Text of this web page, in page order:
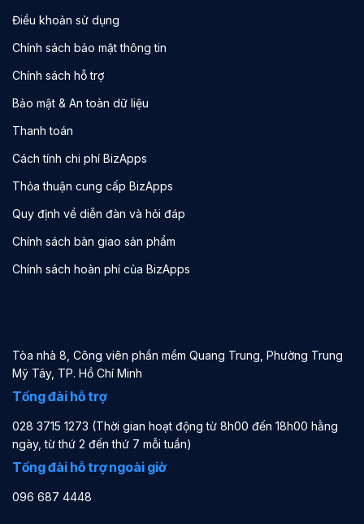
Điều khoản sử dụng
Chính sách bảo mật thông tin
Chính sách hỗ trợ
Bảo mật & An toàn dữ liệu
Thanh toán
Cách tính chi phí BizApps
Thỏa thuận cung cấp BizApps
Quy định về diễn đàn và hỏi đáp
Chính sách bàn giao sản phẩm
Chính sách hoàn phí của BizApps
Tòa nhà 8, Công viên phần mềm Quang Trung, Phường Trung
Mỹ Tây, TP. Hồ Chí Minh
Tổng đài hỗ trợ
028 3715 1273 (Thời gian hoạt động từ 8h00 đến 18h00 hằng
ngày, từ thứ 2 đến thứ 7 mỗi tuần)
Tổng đài hỗ trợ ngoài giờ
096 687 4448